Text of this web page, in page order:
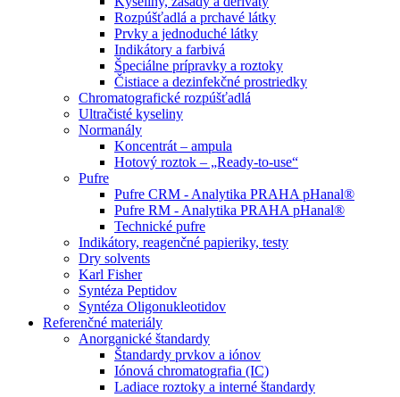
Rozpúšťadlá a prchavé látky
Prvky a jednoduché látky
Indikátory a farbivá
Špeciálne prípravky a roztoky
Čistiace a dezinfekčné prostriedky
Chromatografické rozpúšťadlá
Ultračisté kyseliny
Normanály
Koncentrát – ampula
Hotový roztok – „Ready-to-use“
Pufre
Pufre CRM - Analytika PRAHA pHanal®
Pufre RM - Analytika PRAHA pHanal®
Technické pufre
Indikátory, reagenčné papieriky, testy
Dry solvents
Karl Fisher
Syntéza Peptidov
Syntéza Oligonukleotidov
Referenčné materiály
Anorganické štandardy
Štandardy prvkov a iónov
Iónová chromatografia (IC)
Ladiace roztoky a interné štandardy